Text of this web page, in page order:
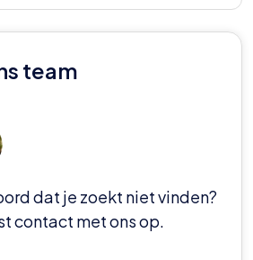
van het bezoekende team in
team
dat je zoekt niet vinden?
contact met ons op.